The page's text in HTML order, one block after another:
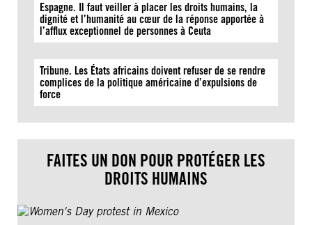
Espagne. Il faut veiller à placer les droits humains, la
dignité et l’humanité au cœur de la réponse apportée à
l’afflux exceptionnel de personnes à Ceuta
Tribune. Les États africains doivent refuser de se rendre
complices de la politique américaine d’expulsions de
force
FAITES UN DON POUR PROTÉGER LES
DROITS HUMAINS